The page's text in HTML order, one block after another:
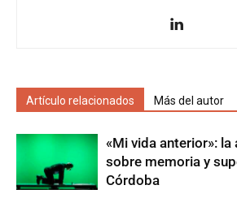
Artículo relacionados Más del autor
«Mi vida anterior»:
sobre memoria y
Córdoba